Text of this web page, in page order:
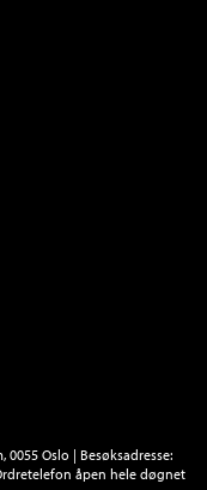
Oslo | Besøksadresse:
åpen hele døgnet